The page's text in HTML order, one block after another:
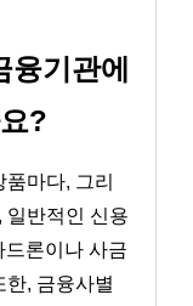
기관에
?
마다, 그리
일반적인 신용
론이나 사금
한, 금융사별